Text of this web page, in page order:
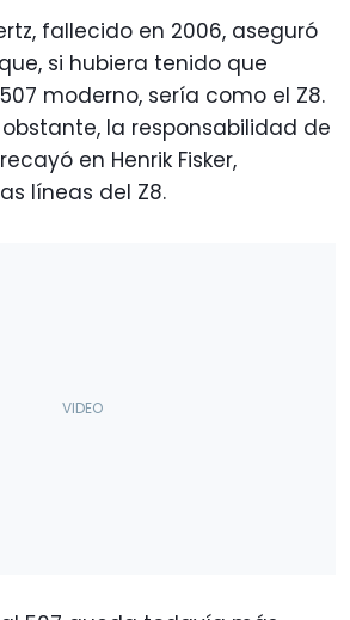
fallecido en 2006, aseguró
si hubiera tenido que
moderno, sería como el Z8.
obstante, la responsabilidad de
en Henrik Fisker,
líneas del Z8.